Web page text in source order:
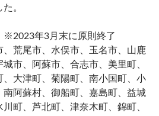
。
※2023年3月末に原則終了
荒尾市、水俣市、玉名市、山鹿
市、阿蘇市、合志市、美里町、
大津町、菊陽町、南小国町、小
南阿蘇村、御船町、嘉島町、益城
町、芦北町、津奈木町、錦町、